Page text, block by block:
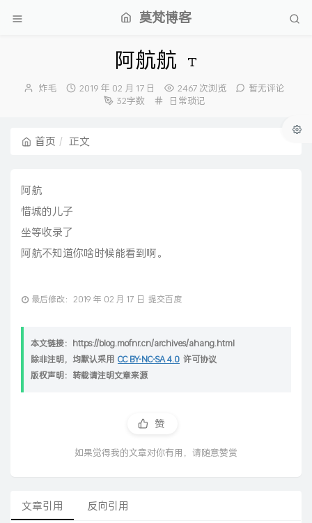
莫梵博客
阿航航
博
炸毛
发
2019 年 02 月 17 日 2467 次浏览
暂无评论
32字数
分
日常琐记
首页 正文
阿航
惜城的儿子
坐等收录了
阿航不知道你啥时候能看到啊。
最后修改：2019 年 02 月 17 日 提交百度
本文链接：https://blog.mofnr.cn/archives/ahang.html
除非注明，均默认采用 CC BY-NC-SA 4.0 许可协议
版权声明：转载请注明文章来源
赞
如果觉得我的文章对你有用，请随意赞赏
文章引用 反向引用